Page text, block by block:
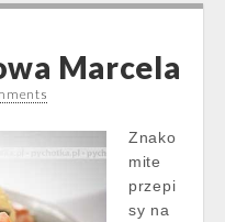
Marcela
Znako
mite
przepi
sy na